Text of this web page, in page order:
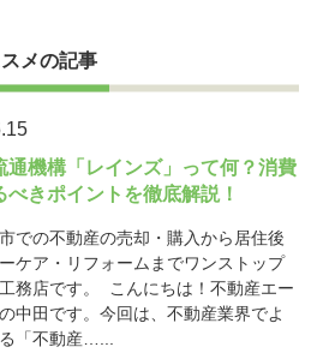
メの記事
通機構「レインズ」って何？消費
べきポイントを徹底解説！
での不動産の売却・購入から居住後
ケア・リフォームまでワンストップ
務店です。 こんにちは！不動産エー
中田です。今回は、不動産業界でよ
「不動産…...